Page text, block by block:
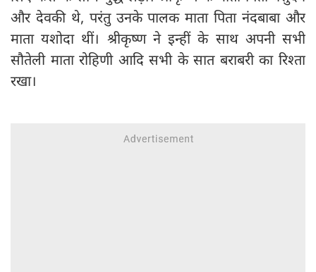
और देवकी थे, परंतु उनके पालक माता पिता नंदबाबा और
माता यशोदा थीं। श्रीकृष्‍ण ने इन्हीं के साथ अपनी सभी
सौतेली माता रोहिणी आदि सभी के सात बराबरी का रिश्ता
रखा।